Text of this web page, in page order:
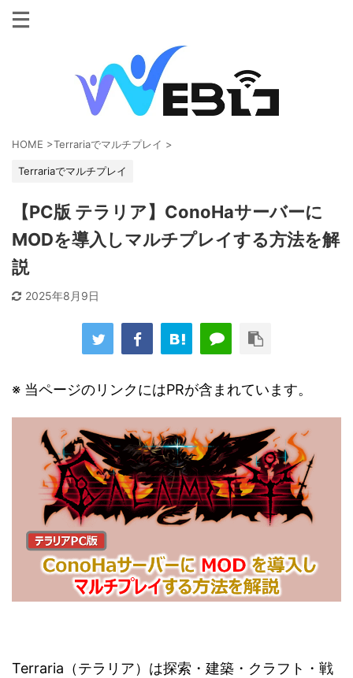
HOME >Terrariaでマルチプレイ >
Terrariaでマルチプレイ
【PC版 テラリア】ConoHaサーバーに
MODを導入しマルチプレイする方法を解
説
2025年8月9日
※ 当ページのリンクにはPRが含まれています。
Terraria（テラリア）は探索・建築・クラフト・戦